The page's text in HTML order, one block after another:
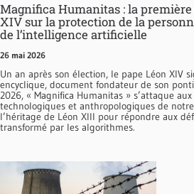
Magnifica Humanitas : la
XIV sur la protection de la
de l’intelligence artificielle
26 mai 2026
Un an après son élection, le pape Léon XIV
encyclique, document fondateur de son
2026, « Magnifica Humanitas » s’attaque
technologiques et anthropologiques de
l’héritage de Léon XIII pour répondre aux
transformé par les algorithmes.